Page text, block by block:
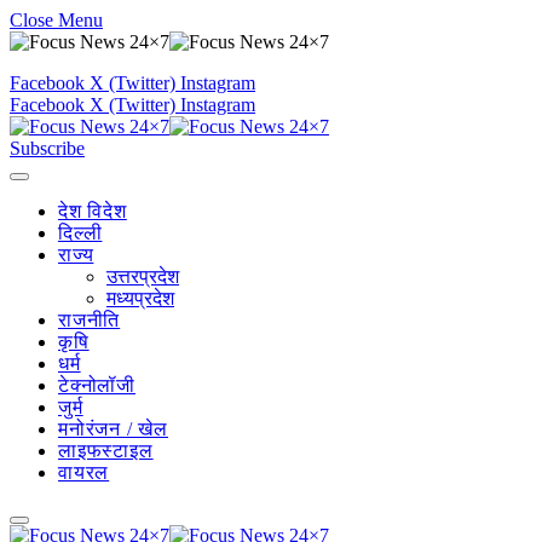
Close Menu
Facebook X (Twitter) Instagram
Facebook X (Twitter) Instagram
Subscribe
देश विदेश
दिल्ली
राज्य
उत्तरप्रदेश
मध्यप्रदेश
राजनीति
कृषि
धर्म
टेक्नोलॉजी
जुर्म
मनोरंजन / खेल
लाइफस्टाइल
वायरल